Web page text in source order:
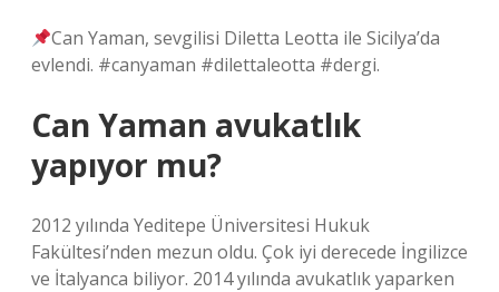
Can Yaman, sevgilisi Diletta Leotta ile Sicilya’da
evlendi. #canyaman #dilettaleotta #dergi.
Can Yaman avukatlık
yapıyor mu?
2012 yılında Yeditepe Üniversitesi Hukuk
Fakültesi’nden mezun oldu. Çok iyi derecede İngilizce
ve İtalyanca biliyor. 2014 yılında avukatlık yaparken